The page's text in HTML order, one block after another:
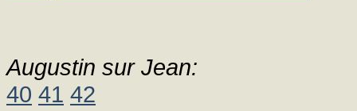
Augustin sur Jean:
40 41 42